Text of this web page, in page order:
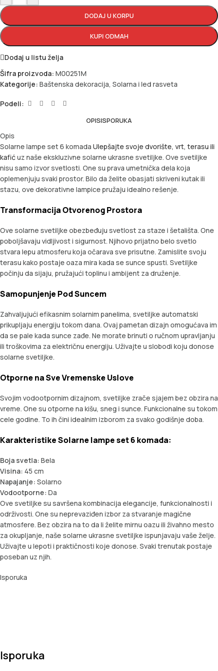
DODAJ U KORPU
KUPI ODMAH
Dodaj u listu želja
Šifra proizvoda: M00251M
Kategorije: Baštenska dekoracija, Solarna i led rasveta
Podeli:
OPISISPORUKA
Opis
Solarne lampe set 6 komada Ulepšajte svoje dvorište, vrt, terasu ili
kafićuz naše ekskluzivne solarne ukrasne svetiljke. Ove svetiljke
nisu samo izvor svetlosti. One su prava umetnička dela koja
oplemenjuju svaki prostor. Bilo da želite obasjati skriveni kutak ili
stazu, ove dekorativne lampice pružaju idealno rešenje.
Transformacija Otvorenog Prostora
Ove solarne svetiljke obezbeđuju svetlost za staze i šetališta. One
poboljšavaju vidljivost i sigurnost. Njihovo prijatno belo svetlo
stvara lepu atmosferu koja očarava sve prisutne. Zamislite svoju
terasu kako postaje oaza mira kada se sunce spusti. Svetiljke
počinju da sijaju, pružajući toplinu i ambijent za druženje.
Samopunjenje Pod Suncem
Zahvaljujući efikasnim solarnim panelima, svetiljke automatski
prikupljaju energiju tokom dana. Ovaj pametan dizajn omogućava im
da se pale kada sunce zađe. Ne morate brinuti o ručnom upravljanju
ili troškovima za električnu energiju. Uživajte u slobodi koju donose
solarne svetiljke.
Otporne na Sve Vremenske Uslove
Svojim vodootpornim dizajnom, svetiljke zrače sjajem bez obzira na
vreme. One su otporne na kišu, sneg i sunce. Funkcionalne su tokom
cele godine. To ih čini idealnim izborom za svako godišnje doba.
Karakteristike Solarne lampe set 6 komada:
Boja svetla: Bela
Visina: 45 cm
Napajanje: Solarno
Vodootporne: Da
Ove svetiljke su savršena kombinacija elegancije, funkcionalnosti i
održivosti. One su neprevaziđen izbor za stvaranje magične
atmosfere. Bez obzira na to da li želite mirnu oazu ili živahno mesto
za okupljanje, naše solarne ukrasne svetiljke ispunjavaju vaše želje.
Uživajte u lepoti i praktičnosti koje donose. Svaki trenutak postaje
poseban uz njih.
Isporuka
Isporuka